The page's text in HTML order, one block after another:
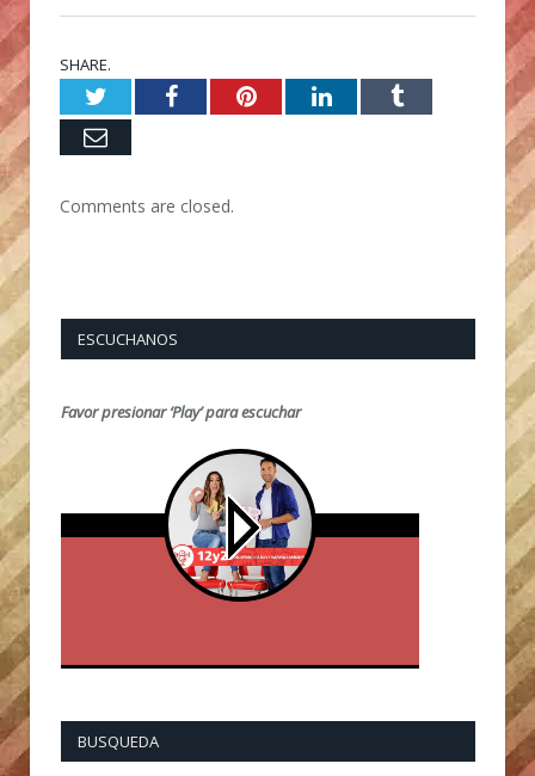
SHARE.
TwitterFacebookPinterestLinkedInTumblr
Email
Comments are closed.
ESCUCHANOS
Favor presionar ‘Play’ para escuchar
BUSQUEDA